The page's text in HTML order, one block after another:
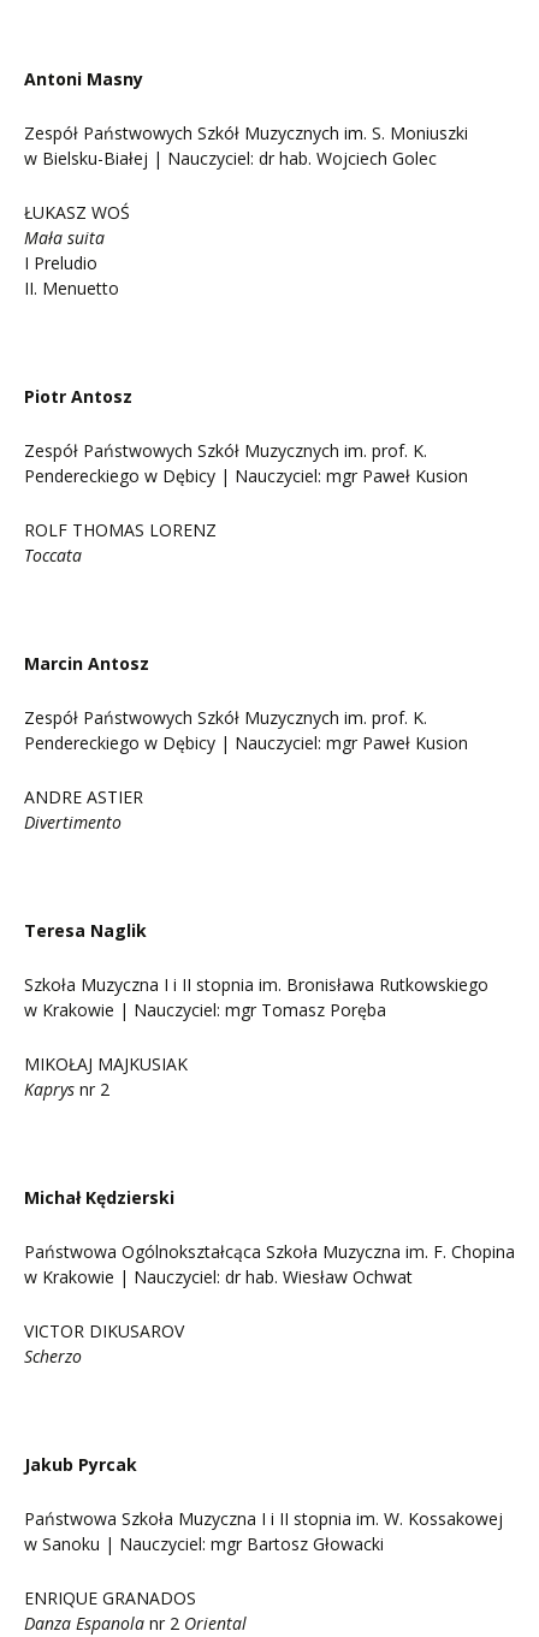
Antoni Masny
Zespół Państwowych Szkół Muzycznych im. S. Moniuszki
w Bielsku-Białej | Nauczyciel: dr hab. Wojciech Golec
ŁUKASZ WOŚ
Mała suita
I Preludio
II. Menuetto
Piotr Antosz
Zespół Państwowych Szkół Muzycznych im. prof. K.
Pendereckiego w Dębicy | Nauczyciel: mgr Paweł Kusion
ROLF THOMAS LORENZ
Toccata
Marcin Antosz
Zespół Państwowych Szkół Muzycznych im. prof. K.
Pendereckiego w Dębicy | Nauczyciel: mgr Paweł Kusion
ANDRE ASTIER
Divertimento
Teresa Naglik
Szkoła Muzyczna I i II stopnia im. Bronisława Rutkowskiego
w Krakowie | Nauczyciel: mgr Tomasz Poręba
MIKOŁAJ MAJKUSIAK
Kaprys nr 2
Michał Kędzierski
Państwowa Ogólnokształcąca Szkoła Muzyczna im. F. Chopina
w Krakowie | Nauczyciel: dr hab. Wiesław Ochwat
VICTOR DIKUSAROV
Scherzo
Jakub Pyrcak
Państwowa Szkoła Muzyczna I i II stopnia im. W. Kossakowej
w Sanoku | Nauczyciel: mgr Bartosz Głowacki
ENRIQUE GRANADOS
Danza Espanola nr 2 Oriental